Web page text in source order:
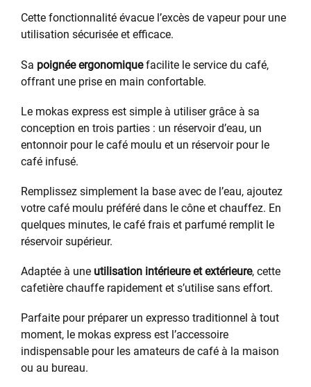
Cette fonctionnalité évacue l’excès de vapeur pour une
utilisation sécurisée et efficace.
Sa poignée ergonomiquefacilite le service du café,
offrant une prise en main confortable.
Le mokas express est simple à utiliser grâce à sa
conception en trois parties : un réservoir d’eau, un
entonnoir pour le café moulu et un réservoir pour le
café infusé.
Remplissez simplement la base avec de l’eau, ajoutez
votre café moulu préféré dans le cône et chauffez. En
quelques minutes, le café frais et parfumé remplit le
réservoir supérieur.
Adaptée à une utilisation intérieure et extérieure, cette
cafetière chauffe rapidement et s’utilise sans effort.
Parfaite pour préparer un expresso traditionnel à tout
moment, le mokas express est l’accessoire
indispensable pour les amateurs de café à la maison
ou au bureau.